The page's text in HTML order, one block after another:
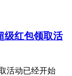
级红包领取活
活动已经开始